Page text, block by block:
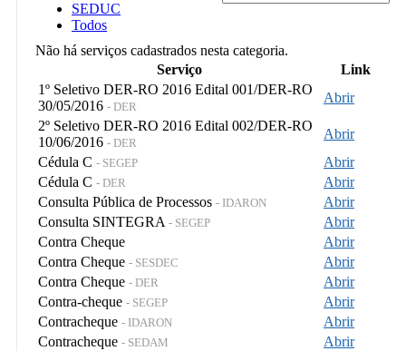
SEDUC
Todos
Não há serviços cadastrados nesta categoria.
Serviço
Link
1º Seletivo DER-RO 2016 Edital 001/DER-RO
30/05/2016 - DER
Abrir
2º Seletivo DER-RO 2016 Edital 002/DER-RO
10/06/2016 - DER
Abrir
Cédula C - SEGEP
Abrir
Cédula C - DER
Abrir
Consulta Pública de Processos - IDARON
Abrir
Consulta SINTEGRA - SEGEP
Abrir
Contra Cheque
Abrir
Contra Cheque - SESDEC
Abrir
Contra Cheque - DER
Abrir
Contra-cheque - SEGEP
Abrir
Contracheque - IDARON
Abrir
Contracheque - SEDAM
Abrir